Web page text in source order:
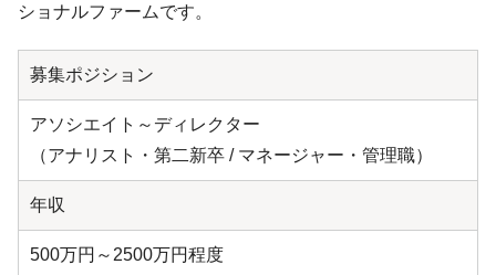
ショナルファームです。
募集ポジション
アソシエイト～ディレクター
（アナリスト・第二新卒 / マネージャー・管理職）
年収
500万円～2500万円程度